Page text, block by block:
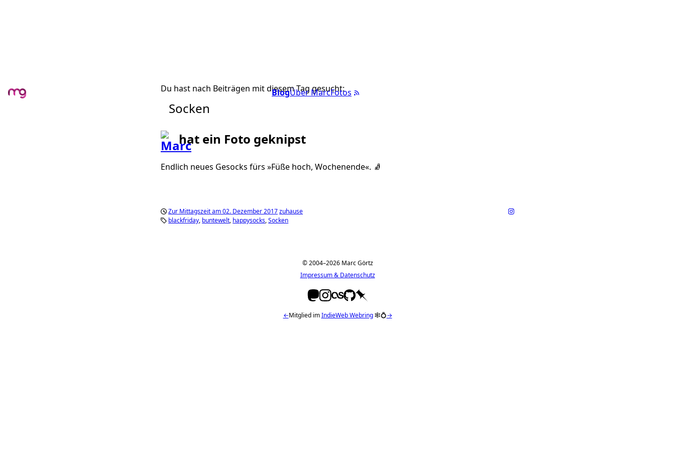
BlogÜber MarcFotos
Du hast nach Beiträgen mit diesem Tag gesucht:
Socken
hat ein Foto geknipst
Endlich neues Gesocks fürs »Füße hoch, Wochenende«. 🧦
Zur Mittagszeit am 02. Dezember 2017zuhause
blackfriday buntewelt happysocks Socken
© 2004–2026 Marc Görtz
Impressum & Datenschutz
←Mitglied imIndieWeb Webring🕸💍→